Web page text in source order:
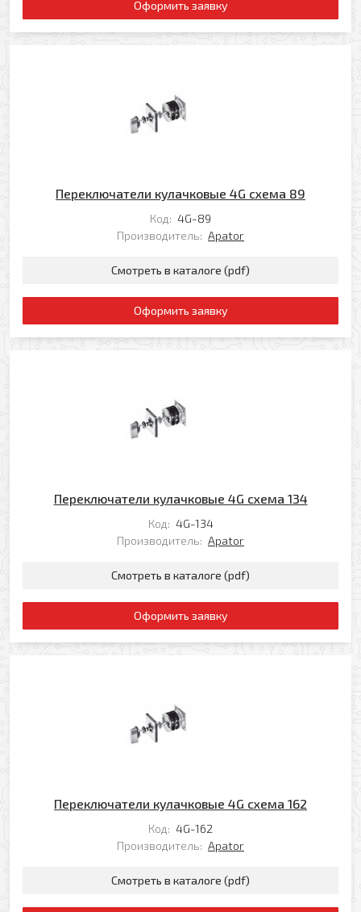
Оформить заявку
Переключатели кулачковые 4G схема 89
Код: 4G-89
Производитель: Apator
Смотреть в каталоге (pdf)
Оформить заявку
Переключатели кулачковые 4G схема 134
Код: 4G-134
Производитель: Apator
Смотреть в каталоге (pdf)
Оформить заявку
Переключатели кулачковые 4G схема 162
Код: 4G-162
Производитель: Apator
Смотреть в каталоге (pdf)
Я даю свое согласие на обработку моих
персональных данных в соответствии с
Ваше имя
Прикрепить файл
Добавить файл
Комментарий к заказу
персональных данных в соответствии с
Политикой обработки персональных данных
* — поля, обязательные для заполнения
Отправить